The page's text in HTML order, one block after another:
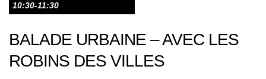
10:30-11:30
BALADE URBAINE – AVEC LES
ROBINS DES VILLES